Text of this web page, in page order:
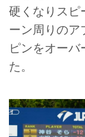
硬くなりスピ
ーン周りのア
ピンをオーバ
た。